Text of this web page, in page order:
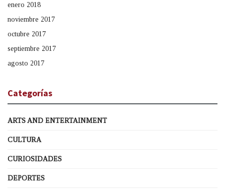
enero 2018
noviembre 2017
octubre 2017
septiembre 2017
agosto 2017
Categorías
ARTS AND ENTERTAINMENT
CULTURA
CURIOSIDADES
DEPORTES